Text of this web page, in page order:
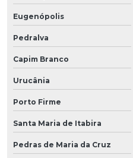
Eugenópolis
Pedralva
Capim Branco
Urucânia
Porto Firme
Santa Maria de Itabira
Pedras de Maria da Cruz